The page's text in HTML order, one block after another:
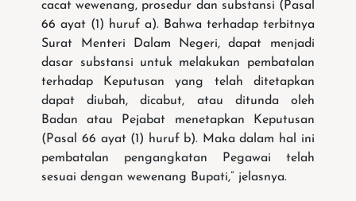
cacat wewenang, prosedur dan substansi (Pasal
66 ayat (1) huruf a). Bahwa terhadap terbitnya
Surat Menteri Dalam Negeri, dapat menjadi
dasar substansi untuk melakukan pembatalan
terhadap Keputusan yang telah ditetapkan
dapat diubah, dicabut, atau ditunda oleh
Badan atau Pejabat menetapkan Keputusan
(Pasal 66 ayat (1) huruf b). Maka dalam hal ini
pembatalan pengangkatan Pegawai telah
sesuai dengan wewenang Bupati,” jelasnya.